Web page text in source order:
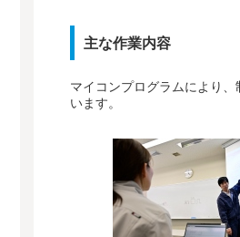
主な作業内容
マイコンプログラムにより、
います。